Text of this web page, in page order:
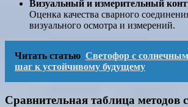
Визуальный и измерительный
Оценка качества сварного
визуального осмотра и измерений.
Читать статью Светофор с
шаг к устойчивому будущему
Сравнительная таблица методов